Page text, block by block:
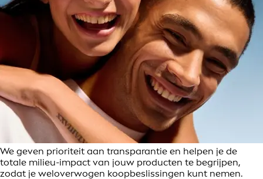
We geven prioriteit aan transparantie en helpen je de
totale milieu-impact van jouw producten te begrijpen,
zodat je weloverwogen koopbeslissingen kunt nemen.